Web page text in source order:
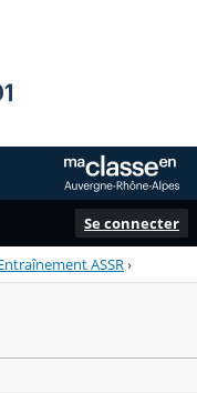
Se connecter
ASSR›